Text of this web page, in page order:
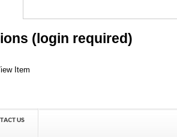
(login required)
Item